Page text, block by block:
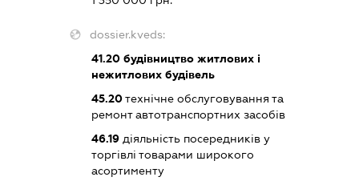
dossier.kveds:
41.20 будівництво житлових і
нежитлових будівель
45.20технічне обслуговування та
ремонт автотранспортних засобів
46.19 діяльність посередників у
торгівлі товарами широкого
асортименту